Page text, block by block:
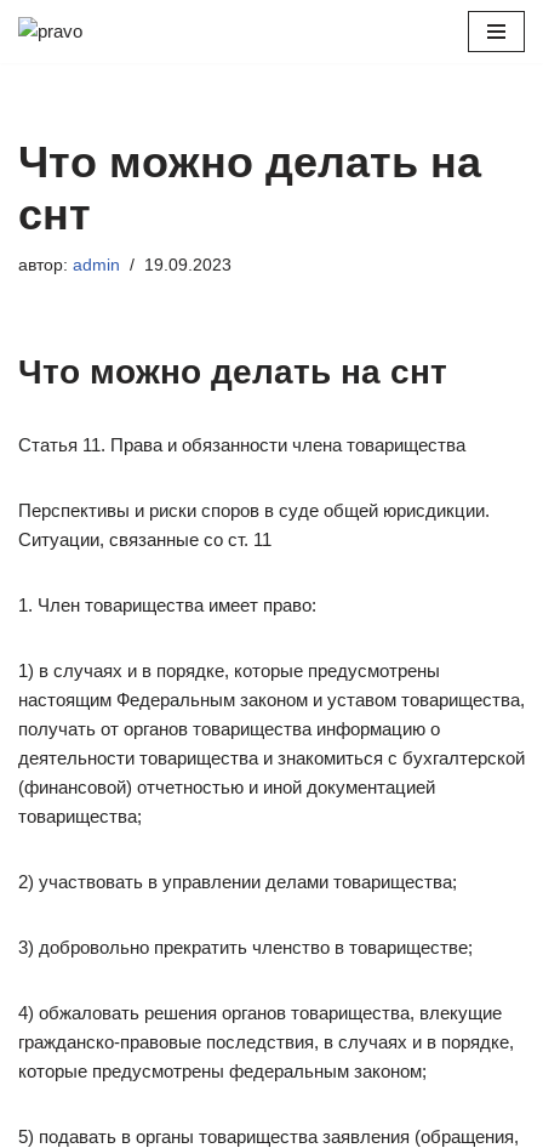
Что можно делать на
снт
автор: admin 19.09.2023
Что можно делать на снт
Статья 11. Права и обязанности члена товарищества
Перспективы и риски споров в суде общей юрисдикции.
Ситуации, связанные со ст. 11
1. Член товарищества имеет право:
1) в случаях и в порядке, которые предусмотрены
настоящим Федеральным законом и уставом товарищества,
получать от органов товарищества информацию о
деятельности товарищества и знакомиться с бухгалтерской
(финансовой) отчетностью и иной документацией
товарищества;
2) участвовать в управлении делами товарищества;
3) добровольно прекратить членство в товариществе;
4) обжаловать решения органов товарищества, влекущие
гражданско-правовые последствия, в случаях и в порядке,
которые предусмотрены федеральным законом;
5) подавать в органы товарищества заявления (обращения,